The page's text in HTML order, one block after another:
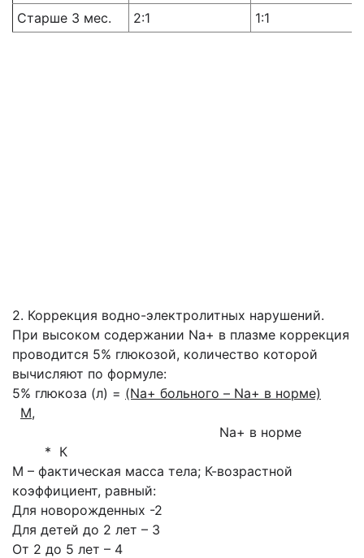
Старше 3 мес. 2:1 1:1
2. Коррекция водно-электролитных нарушений.
При высоком содержании Na+ в плазме коррекция
проводится 5% глюкозой, количество которой
вычисляют по формуле:
5% глюкоза (л) = (Na+ больного – Na+ в норме)
М,
Na+ в норме
* К
М – фактическая масса тела; К-возрастной
коэффициент, равный:
Для новорожденных -2
Для детей до 2 лет – 3
От 2 до 5 лет – 4